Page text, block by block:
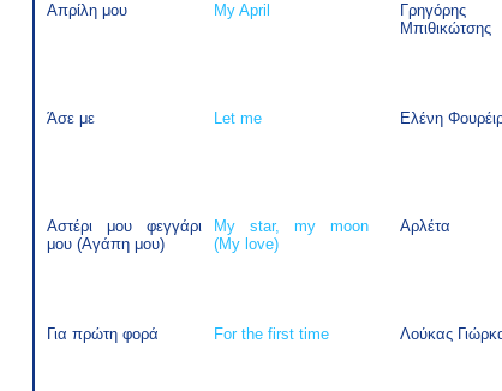
Απρίλη μου My April
Γρηγόρης
Μπιθικώτσης
Άσε με Let me Ελένη
Αστέρι μου φεγγάρι
μου (Αγάπη μου)
My star, my moon
(My love)
Αρλέτα
Για πρώτη φορά For the first time Λούκας